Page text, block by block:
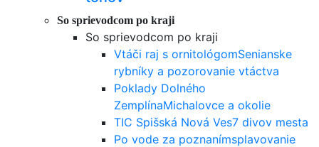
So sprievodcom po kraji
So sprievodcom po kraji
Vtáči raj s ornitológomSenianske
rybníky a pozorovanie vtáctva
Poklady Dolného
ZemplínaMichalovce a okolie
TIC Spišská Nová Ves7 divov mesta
Po vode za poznanímsplavovanie